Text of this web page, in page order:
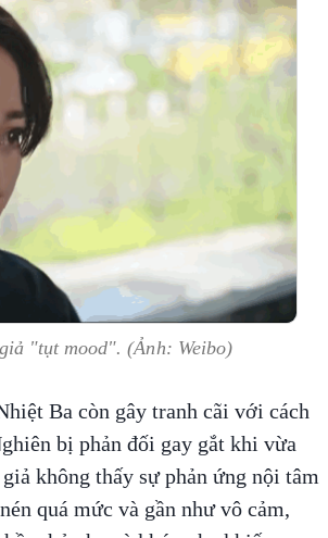
"tụt mood". (Ảnh: Weibo)
Ba còn gây tranh cãi với cách
bị phản đối gay gắt khi vừa
không thấy sự phản ứng nội tâm
quá mức và gần như vô cảm,